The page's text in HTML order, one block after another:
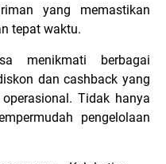
yang memastikan
tepat waktu.
menikmati berbagai
dan cashback yang
Tidak hanya
pengelolaan